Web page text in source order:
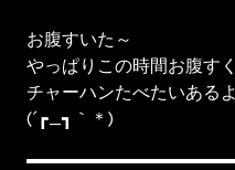
お腹すいた～
やっぱりこの時間お腹す
チャーハンたべたいある
(´┏_┓｀＊)